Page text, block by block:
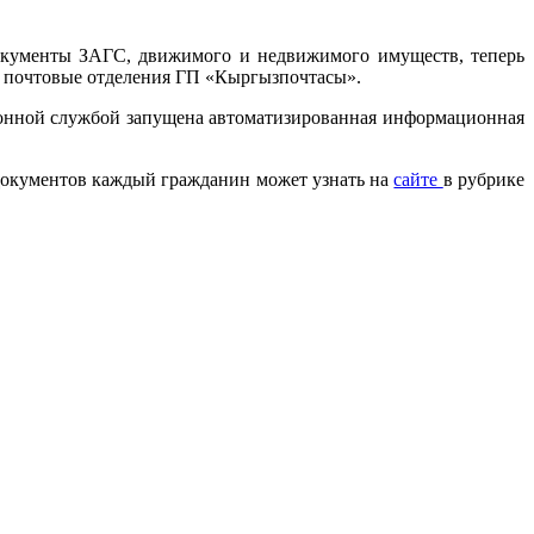
ЗАГС, движимого и недвижимого имуществ, теперь
отделения ГП «Кыргызпочтасы».
службой запущена автоматизированная информационная
каждый гражданин может узнать насайте в рубрике